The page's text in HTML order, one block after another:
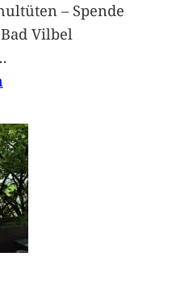
– Spende
Vilbel